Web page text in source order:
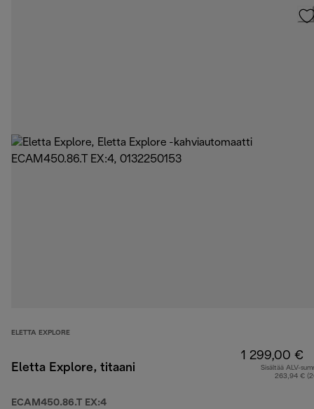
ELETTA EXPLORE
Eletta Explore, titaani
ECAM450.86.T EX:4
1 299,00 €
Sisältää ALV-
263,94 €